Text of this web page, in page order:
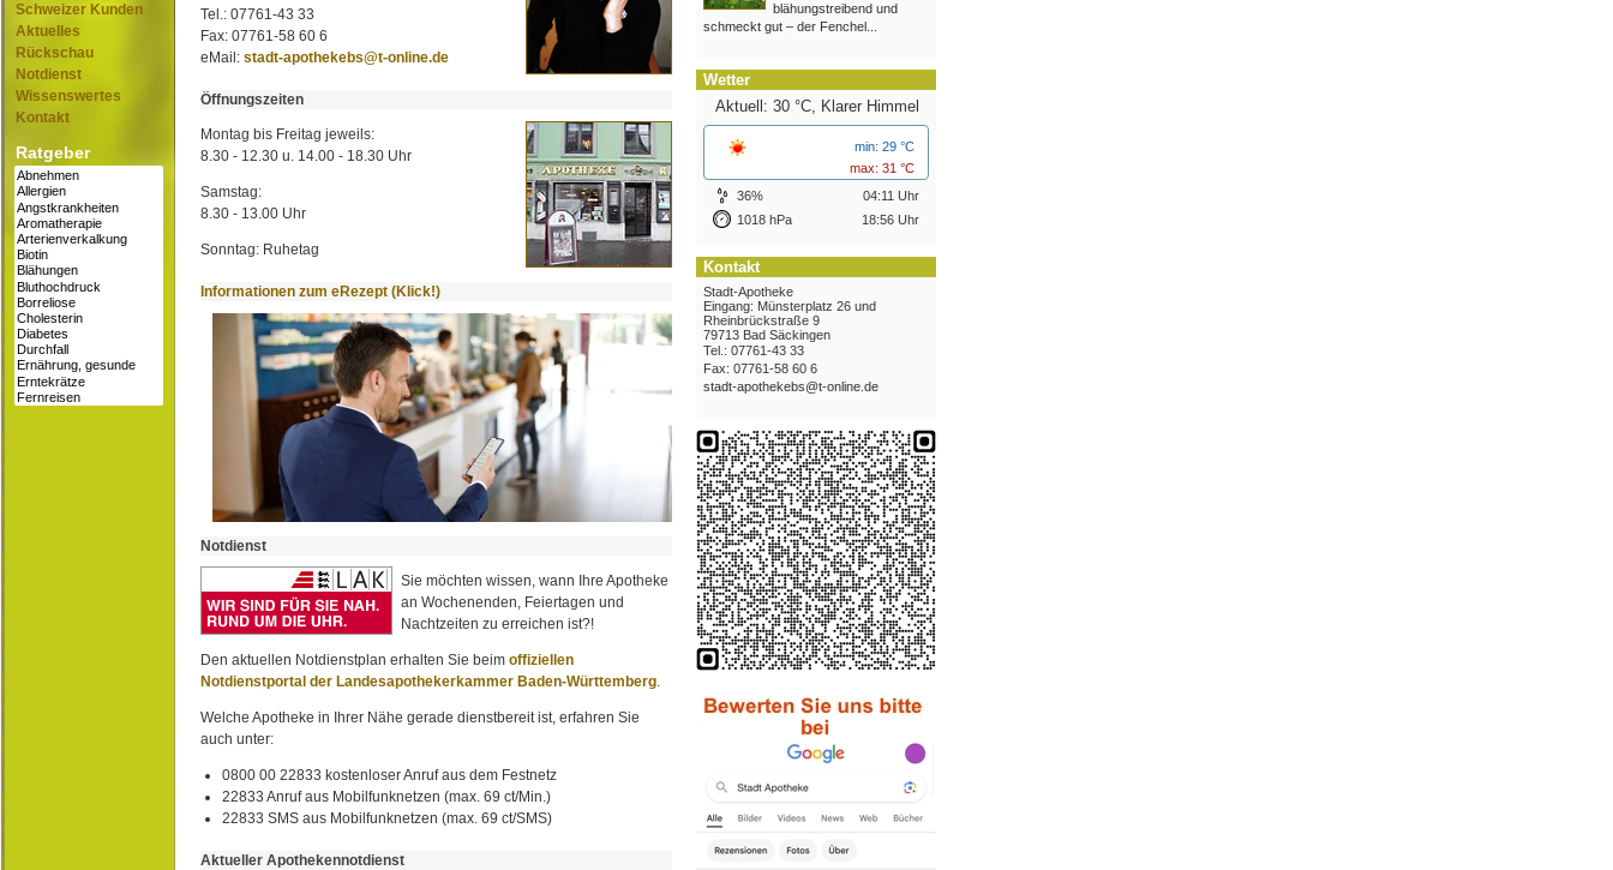
Schweizer Kunden
Aktuelles
Rückschau
Notdienst
Wissenswertes
Kontakt
Ratgeber
Tel.: 07761-43 33
Fax: 07761-58 60 6
eMail: stadt-apothekebs@t-online.de
Öffnungszeiten
Montag bis Freitag jeweils:
8.30 - 12.30 u. 14.00 - 18.30 Uhr
Samstag:
8.30 - 13.00 Uhr
Sonntag: Ruhetag
Informationen zum eRezept (Klick!)
Notdienst
Sie möchten wissen, wann Ihre Apotheke
an Wochenenden, Feiertagen und
Nachtzeiten zu erreichen ist?!
Den aktuellen Notdienstplan erhalten Sie beim offiziellen
Notdienstportal der Landesapothekerkammer Baden-Württemberg
Welche Apotheke in Ihrer Nähe gerade dienstbereit ist, erfahren Sie
auch unter:
0800 00 22833 kostenloser Anruf aus dem Festnetz
22833 Anruf aus Mobilfunknetzen (max. 69 ct/Min.)
22833 SMS aus Mobilfunknetzen (max. 69 ct/SMS)
Aktueller Apothekennotdienst
blähungstreibend und
schmeckt gut – der Fenchel...
Wetter
Aktuell: 30 °C, Klarer Himmel
min: 29 °C
max: 31 °C
36%
04:11 Uhr
1018 hPa
18:56 Uhr
Kontakt
Stadt-Apotheke
Eingang: Münsterplatz 26 und
Rheinbrückstraße 9
79713 Bad Säckingen
Tel.: 07761-43 33
Fax: 07761-58 60 6
stadt-apothekebs@t-online.de